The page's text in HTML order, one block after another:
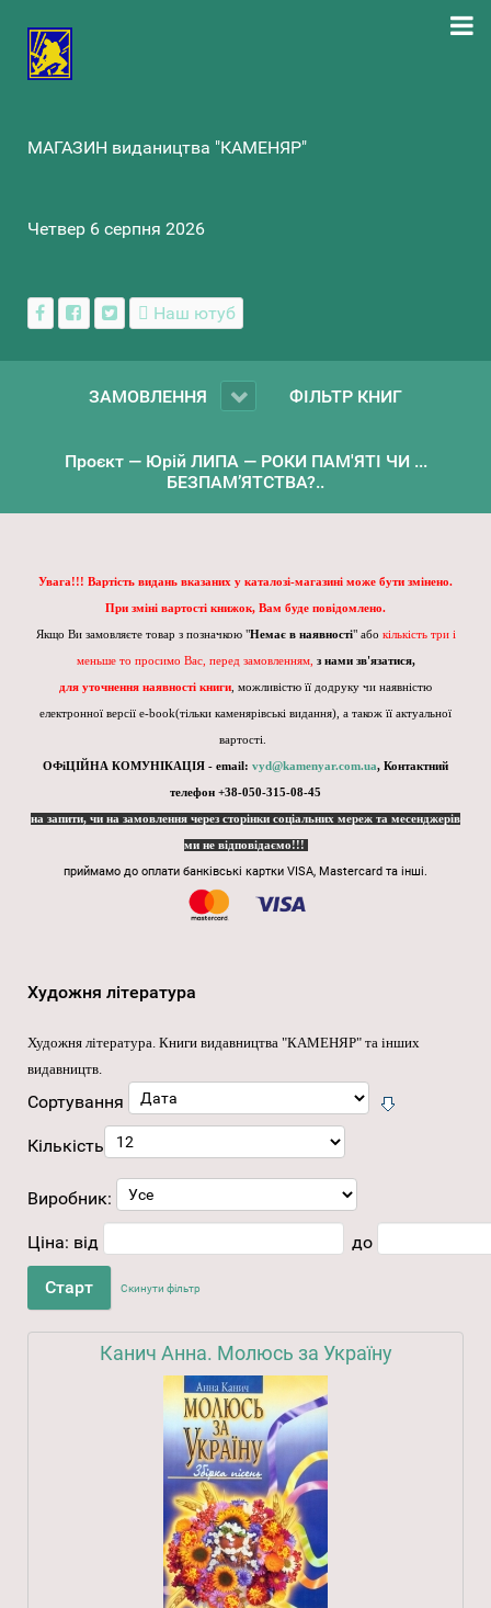
МАГАЗИН видаництва "КАМЕНЯР"
Четвер 6 серпня 2026
Наш ютуб
ЗАМОВЛЕННЯ ФІЛЬТР КНИГ
Проєкт — Юрій ЛИПА — РОКИ ПАМ'ЯТІ ЧИ ...
БЕЗПАМ’ЯТСТВА?..
Увага!!! Вартість видань вказаних у каталозі-магазині може бути змінено.
При зміні вартості книжок, Вам буде повідомлено.
Якщо Ви замовляєте товар з позначкою "Немає в наявності" або кількість три і
меньше то просимо Вас, перед замовленням, з нами зв'язатися,
для уточнення наявності книги , можливістю її додруку чи наявністю
електронної версії e-book(тільки каменярівські видання), а також її актуальної
вартості.
ОФіЦІЙНА КОМУНІКАЦІЯ - email: vyd@kamenyar.com.ua, Контактний
телефон +38-050-315-08-45
на запити, чи на замовлення через сторінки соціальних мереж та месенджерів
ми не відповідаємо!!!
приймамо до оплати банківські картки VISA, Mastercard та інші.
Художня література
Художня література. Книги видавництва "КАМЕНЯР" та інших
видавництв.
Сортування
Кількість
Виробник:
Ціна: від до
Скинути фільтр
Канич Анна. Молюсь за Україну